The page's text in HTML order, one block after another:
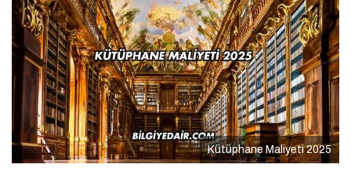
Kütüphane Maliyeti 2025